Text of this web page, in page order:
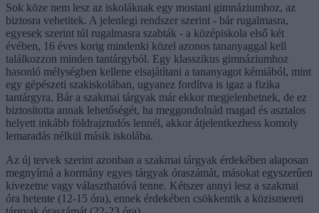
Sok köze nem lesz az iskoláknak egy mostani gimnáziumhoz, az
biztosra vehetitek. A jelenlegi rendszer szerint - bár rugalmasra,
egyesek szerint túl rugalmasra szabták - a középiskola első két
évében, 16 éves korig mindenki közel azonos tananyaggal kell
találkozzon minden tantárgyból. Egy klasszikus gimnáziumhoz
hasonló mélységben kellene elsajátítani a tananyagot kémiából, mint
egy gépészeti szakiskolában, ugyanez fordítva is igaz a fizika
tantárgyra. Bár a szakmai tárgyak már ekkor megjelenhetnek, de ez
biztosította annak lehetőségét, ha meggondolnád magad és asztalos
helyett inkább földrajztudós lennél, akkor átjelentkezhess komoly
lemaradás nélkül másik iskolába.
Az új tervek szerint azonban a szakmai tárgyak érdekében alaposan
megnyírná a kormány egyes tárgyak óraszámát, másokat egyszerűen
kivezetne vagy választhatóvá tenne. Kétszer annyi lesz a szakmai
óra hetente (12-15 óra), ennek érdekében csökkentik a közismereti